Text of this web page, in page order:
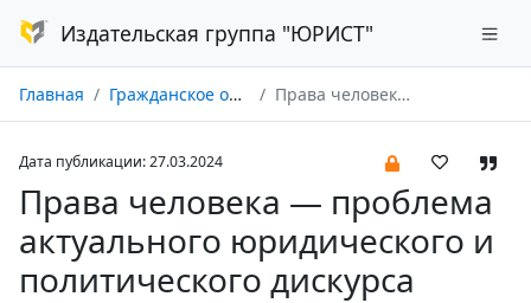
Издательская группа "ЮРИСТ"
Главная Гражданское общество в России и за рубежом № 01/2024 Права человека — проблема актуального юридического и политического дискурса
Дата публикации: 27.03.2024
Права человека — проблема
актуального юридического и
политического дискурса